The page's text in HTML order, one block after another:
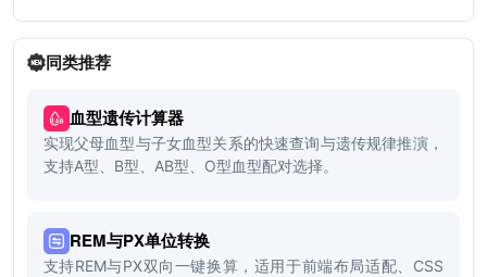
同类推荐
血型遗传计算器
实现父母血型与子女血型关系的快速查询与遗传规律推演，
支持A型、B型、AB型、O型血型配对选择。
REM与PX单位转换
支持REM与PX双向一键换算，适用于前端布局适配、CSS